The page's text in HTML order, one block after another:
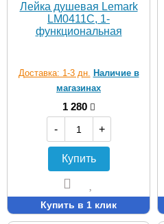
Лейка душевая Lemark
LM0411C, 1-
функциональная
Доставка: 1-3 дн. Наличие в
магазинах
1 280
-
+
Купить
Купить в 1 клик